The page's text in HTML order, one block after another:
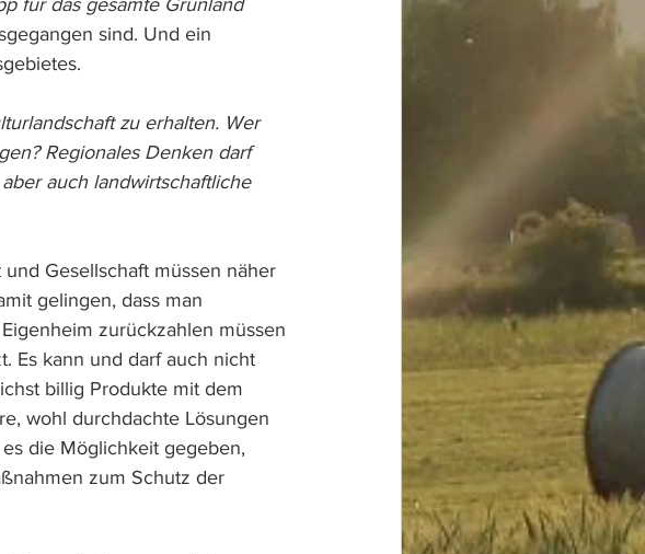
für das gesamte Grünland
sind. Und ein
zu erhalten. Wer
Regionales Denken darf
auch landwirtschaftliche
Gesellschaft müssen näher
gelingen, dass man
zurückzahlen müssen
Es kann und darf auch nicht
billig Produkte mit dem
wohl durchdachte Lösungen
die Möglichkeit gegeben,
zum Schutz der